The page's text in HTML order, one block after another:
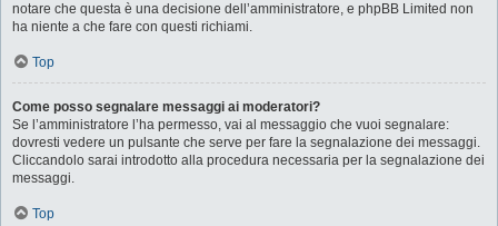
notare che questa è una decisione dell’amministratore, e phpBB Limited non
ha niente a che fare con questi richiami.
Top
Come posso segnalare messaggi ai moderatori?
Se l’amministratore l’ha permesso, vai al messaggio che vuoi segnalare:
dovresti vedere un pulsante che serve per fare la segnalazione dei messaggi.
Cliccandolo sarai introdotto alla procedura necessaria per la segnalazione dei
messaggi.
Top